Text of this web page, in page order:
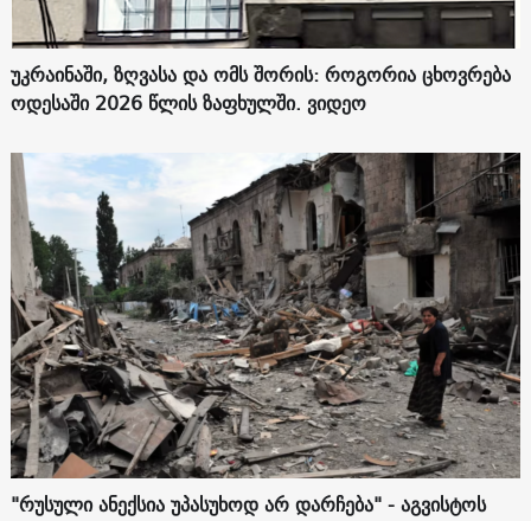
უკრაინაში, ზღვასა და ომს შორის: როგორია ცხოვრება
ოდესაში 2026 წლის ზაფხულში. ვიდეო
"რუსული ანექსია უპასუხოდ არ დარჩება" - აგვისტოს